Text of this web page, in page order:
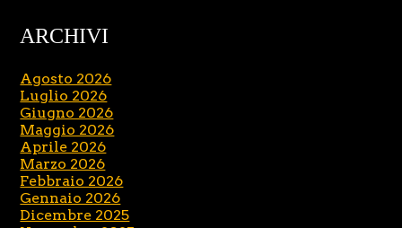
ARCHIVI
Agosto 2026
Luglio 2026
Giugno 2026
Maggio 2026
Aprile 2026
Marzo 2026
Febbraio 2026
Gennaio 2026
Dicembre 2025